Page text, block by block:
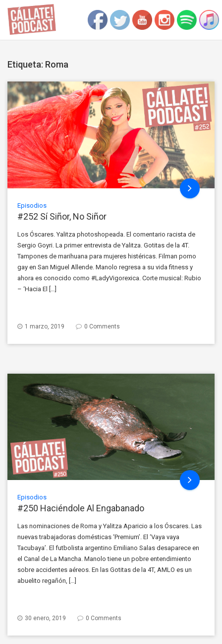
Etiqueta: Roma
Episodios
#252 Sí Siñor, No Siñor
Los Óscares. Yalitza photoshopeada. El comentario racista de
Sergio Goyri. La primer entrevista de Yalitza. Gotitas de la 4T.
Tampones de marihuana para mujeres histéricas. Filman porno
gay en San Miguel Allende. Manolo regresa a su vida fitness y
ahora es conocido como #LadyVigorexica. Corte musical: Rubio
– ‘Hacia El […]
1 marzo, 2019 0 Comments
Episodios
#250 Haciéndole Al Engabanado
Las nominaciones de Roma y Yalitza Aparicio a los Óscares. Las
nuevas trabajadoras domésticas ‘Premium’. El ‘Vaya vaya
Tacubaya’. El futbolista argentino Emiliano Salas desaparece en
el Canal de La Mancha. Manolo tiene un pobre entendimiento
sobre accidentes aéreos. En las Gotitas de la 4T, AMLO es un
abuelito regañón, […]
30 enero, 2019 0 Comments